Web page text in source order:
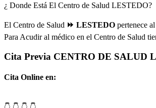
¿ Donde Está El Centro de Salud LESTEDO?
El Centro de Salud ⏩ LESTEDO pertenece
Para Acudir al médico en el Centro de Salud
Cita Previa CENTRO DE SALUD
Cita Online en: